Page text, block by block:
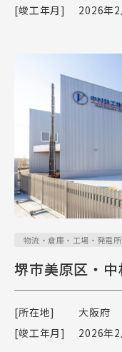
[竣工年月]
2026年2
物流・倉庫・工場・発電所
堺市美原区・
[所在地]
大阪府
[竣工年月]
2026年2